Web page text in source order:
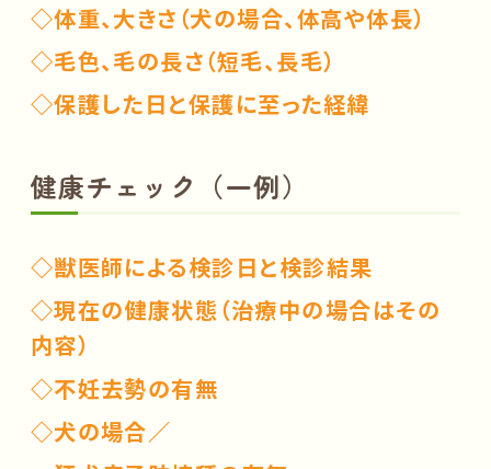
◇体重、大きさ（犬の場合、体高や体長）
◇毛色、毛の長さ（短毛、長毛）
◇保護した日と保護に至った経緯
健康チェック（一例）
◇獣医師による検診日と検診結果
◇現在の健康状態（治療中の場合はその
内容）
◇不妊去勢の有無
◇犬の場合／